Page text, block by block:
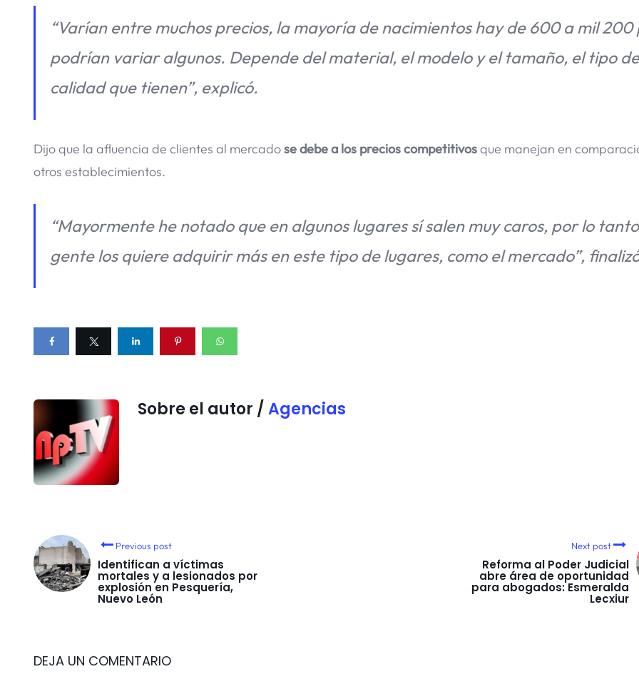
“Varían entre muchos precios, la mayoría de nacimientos hay de 600 a mil 200
podrían variar algunos. Depende del material, el modelo y el tamaño, el tipo de
calidad que tienen”, explicó.
Dijo que la afluencia de clientes al mercadose debe a los precios competitivosque manejan en
otros establecimientos.
“Mayormente he notado que en algunos lugares sí salen muy caros, por lo
gente los quiere adquirir más en este tipo de lugares, como el mercado”,
Sobre el autor / Agencias
Previous post
Identifican a víctimas
mortales y a lesionados por
explosión en Pesquería,
Nuevo León
Next post
Reforma al Poder Judicial
abre área de oportunidad
para abogados: Esmeralda
Lecxiur
DEJA UN COMENTARIO